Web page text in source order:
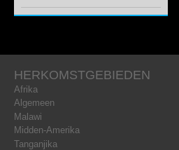
HERKOMSTGEBIEDEN
Afrika
Algemeen
Malawi
Midden-Amerika
Tanganjika